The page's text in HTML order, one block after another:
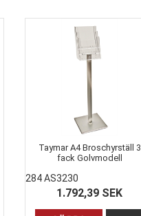
Taymar A4 Broschyrställ 3
fack Golvmodell
284 AS3230
1.792,39 SEK